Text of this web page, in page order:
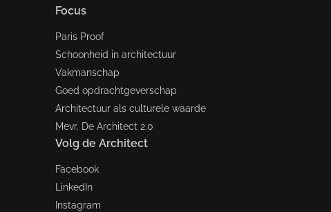
Focus
Paris Proof
Schoonheid in architectuur
Vakmanschap
Goed opdrachtgeverschap
Architectuur als culturele waarde
Mevr. De Architect 2.0
Volg de Architect
Facebook
LinkedIn
Instagram